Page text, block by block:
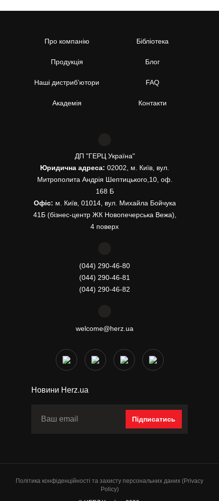
Про компанію
Продукція
Наші дистриб’ютори
Академія
Бібліотека
Блог
FAQ
Контакти
ДП "ГЕРЦ Україна"
Юридична адреса: 02002, м. Київ, вул.
Митрополита Андрія Шептицького,10, оф.
168 Б
Офіс: м. Київ, 01014, вул. Михайла Бойчука
41Б (бізнес-центр ЖК Новопечерська Вежа),
4 поверх
(044) 290-46-80
(044) 290-46-81
(044) 290-46-82
welcome@herz.ua
Новини Herz.ua
Підписатись
Політика конфіденційності та захисту персональних даних (Privacy
Policy)